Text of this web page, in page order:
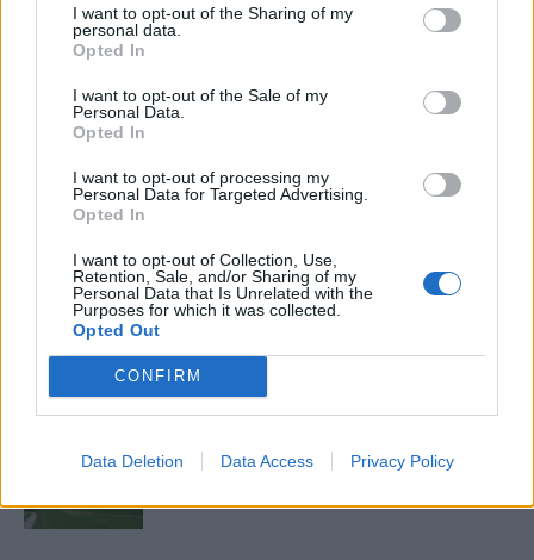
I want to opt-out of the Sharing of my
personal data.
Opted In
I want to opt-out of the Sale of my
Personal Data.
Opted In
I want to opt-out of processing my
Personal Data for Targeted Advertising.
Opted In
I want to opt-out of Collection, Use,
Retention, Sale, and/or Sharing of my
Personal Data that Is Unrelated with the
Purposes for which it was collected.
Opted Out
CONFIRM
Data Deletion Data Access Privacy Policy
Oktatás és nevelés területén dolgozom, de minden
szabadidőmben írok. Szeretek belesni a hétköznapok függönye
mögött. Néha meséket is írok, de gyakrabban novellákat,
cikkeket és apró vicces történeteket.
KAPCSOLÓDÓ CIKKEK TÖBB A SZERZŐTŐL
Minka 14. rész